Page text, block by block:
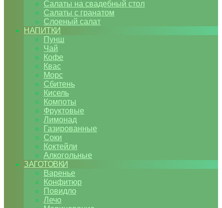
Салаты на свадебный стол
Салаты с гранатом
Слоеный салат
НАПИТКИ
Пунш
Чай
Кофе
Квас
Морс
Сбитень
Кисель
Компоты
Фруктовые
Лимонад
Газированные
Соки
Коктейли
Алкогольные
ЗАГОТОВКИ
Варенье
Конфитюр
Повидло
Лечо